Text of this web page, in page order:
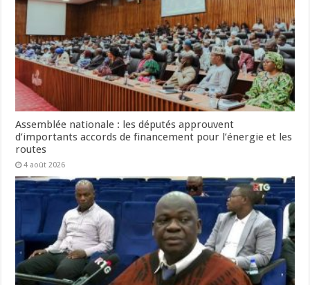
Assemblée nationale : les députés approuvent
d’importants accords de financement pour l’énergie et les
routes
4 août 2026